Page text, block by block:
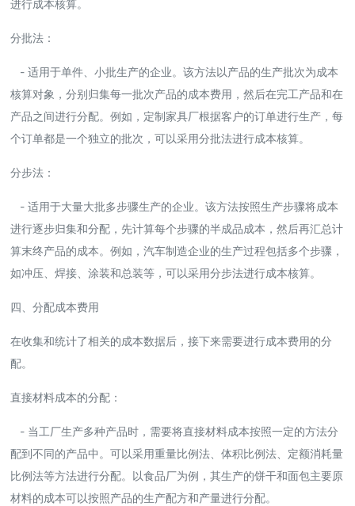
进行成本核算。
分批法：
- 适用于单件、小批生产的企业。该方法以产品的生产批次为成本
核算对象，分别归集每一批次产品的成本费用，然后在完工产品和在
产品之间进行分配。例如，定制家具厂根据客户的订单进行生产，每
个订单都是一个独立的批次，可以采用分批法进行成本核算。
分步法：
- 适用于大量大批多步骤生产的企业。该方法按照生产步骤将成本
进行逐步归集和分配，先计算每个步骤的半成品成本，然后再汇总计
算末终产品的成本。例如，汽车制造企业的生产过程包括多个步骤，
如冲压、焊接、涂装和总装等，可以采用分步法进行成本核算。
四、分配成本费用
在收集和统计了相关的成本数据后，接下来需要进行成本费用的分
配。
直接材料成本的分配：
- 当工厂生产多种产品时，需要将直接材料成本按照一定的方法分
配到不同的产品中。可以采用重量比例法、体积比例法、定额消耗量
比例法等方法进行分配。以食品厂为例，其生产的饼干和面包主要原
材料的成本可以按照产品的生产配方和产量进行分配。